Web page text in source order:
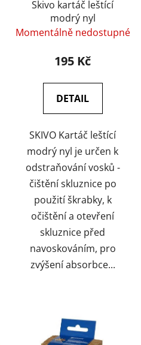
Skivo kartáč leštící
modrý nyl
Momentálně nedostupné
195 Kč
DETAIL
SKIVO Kartáč leštící
modrý nyl je určen k
odstraňování vosků -
čištění skluznice po
použití škrabky, k
očištění a otevření
skluznice před
navoskováním, pro
zvýšení absorbce...